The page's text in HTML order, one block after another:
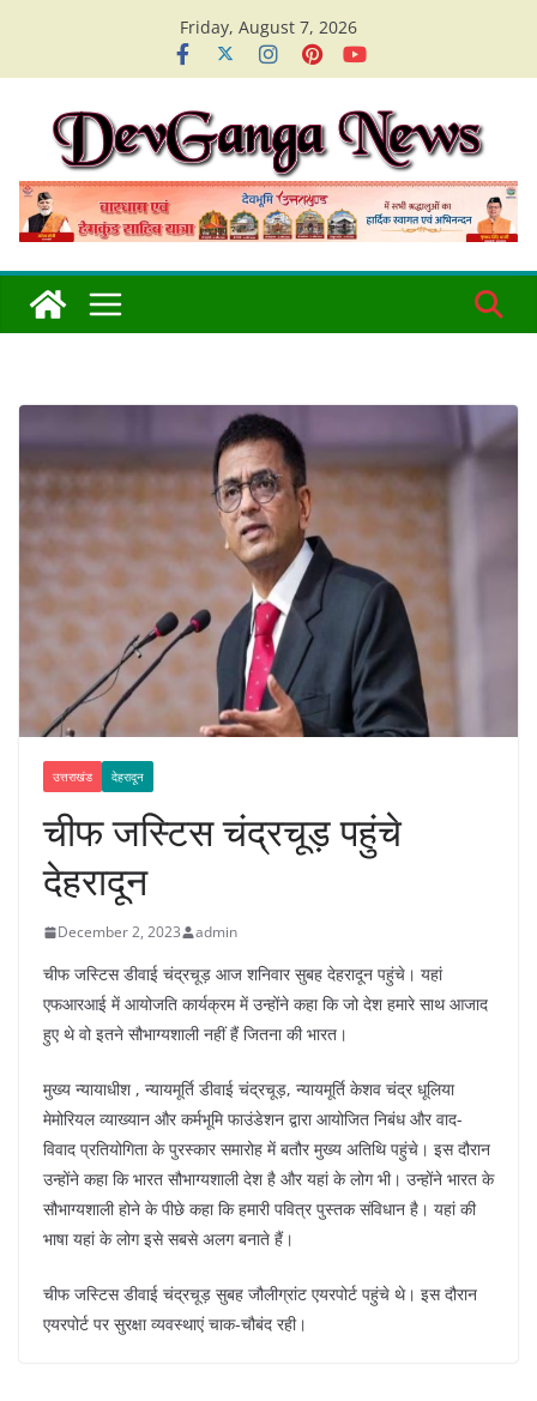
content
Friday, August 7, 2026
उत्तराखंड देहरादून
चीफ जस्टिस चंद्रचूड़ पहुंचे
देहरादून
December 2, 2023 admin
चीफ जस्टिस डीवाई चंद्रचूड़ आज शनिवार सुबह देहरादून पहुंचे। यहां
एफआरआई में आयोजति कार्यक्रम में उन्होंने कहा कि जो देश हमारे साथ आजाद
हुए थे वो इतने सौभाग्यशाली नहीं हैं जितना की भारत।
मुख्य न्यायाधीश , न्यायमूर्ति डीवाई चंद्रचूड़, न्यायमूर्ति केशव चंद्र धूलिया
मेमोरियल व्याख्यान और कर्मभूमि फाउंडेशन द्वारा आयोजित निबंध और वाद-
विवाद प्रतियोगिता के पुरस्कार समारोह में बतौर मुख्य अतिथि पहुंचे। इस दौरान
उन्होंने कहा कि भारत सौभाग्यशाली देश है और यहां के लोग भी। उन्होंने भारत के
सौभाग्यशाली होने के पीछे कहा कि हमारी पवित्र पुस्तक संविधान है। यहां की
भाषा यहां के लोग इसे सबसे अलग बनाते हैं।
चीफ जस्टिस डीवाई चंद्रचूड़ सुबह जौलीग्रांट एयरपोर्ट पहुंचे थे। इस दौरान
एयरपोर्ट पर सुरक्षा व्यवस्थाएं चाक-चौबंद रही।